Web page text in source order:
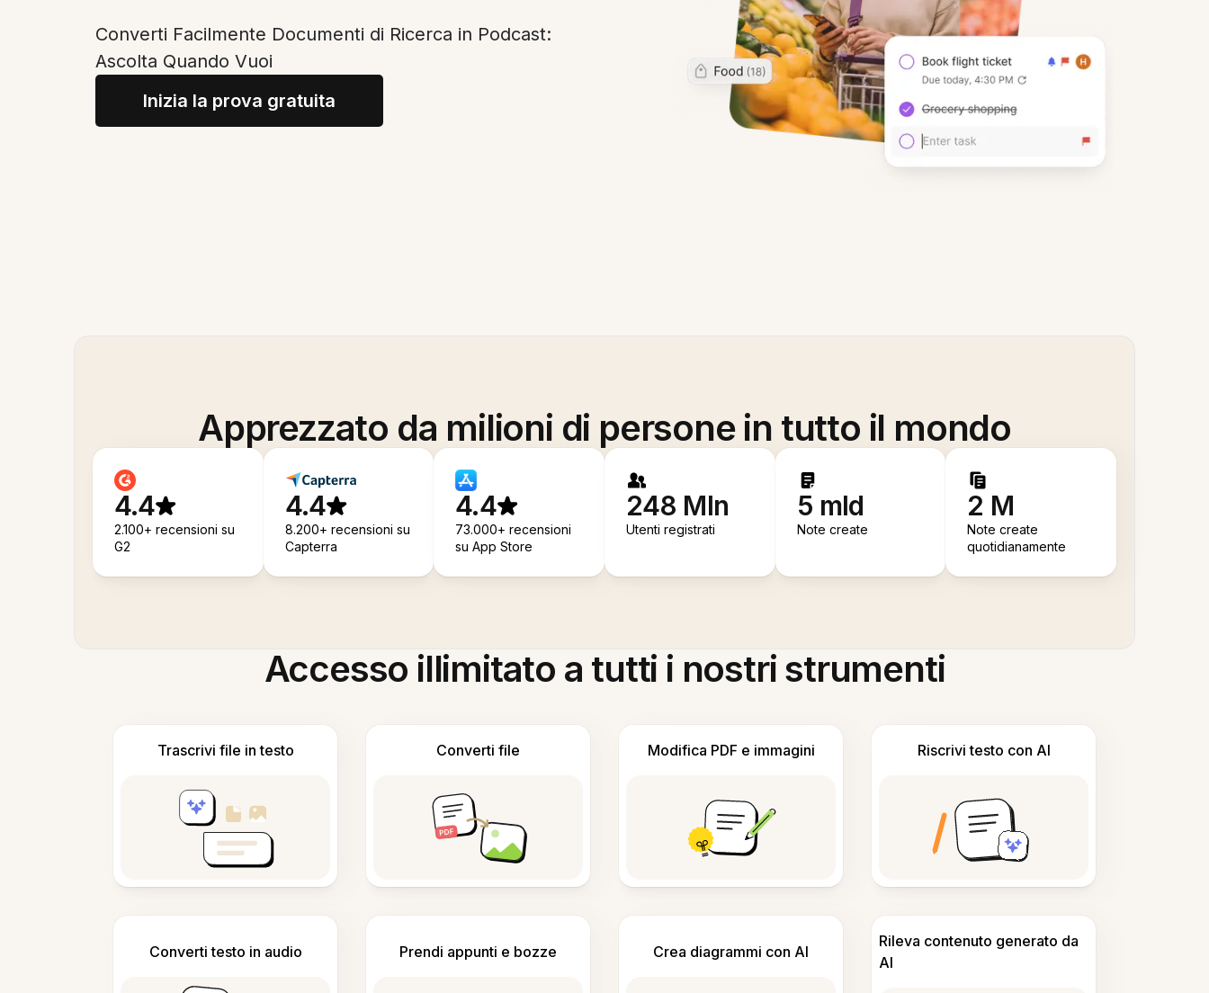
Converti Facilmente Documenti di Ricerca in Podcast:
Ascolta Quando Vuoi
Inizia la prova gratuita
Apprezzato da milioni di persone in tutto il mondo
4.4
2.100+ recensioni su
G2
4.4
8.200+ recensioni su
Capterra
4.4
73.000+ recensioni
su App Store
248 Mln
Utenti registrati
5 mld
Note create
2 M
Note create
quotidianamente
Accesso illimitato a tutti i nostri strumenti
Trascrivi file in testo Converti file Modifica PDF e immagini Riscrivi testo con AI
Converti testo in audio Prendi appunti e bozze Crea diagrammi con AI
Rileva contenuto generato da
AI